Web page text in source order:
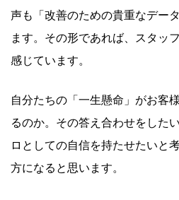
声も「改善のための貴重なデー
ます。その形であれば、スタッ
感じています。
自分たちの「一生懸命」がお客
るのか。その答え合わせをした
ロとしての自信を持たせたいと
方になると思います。